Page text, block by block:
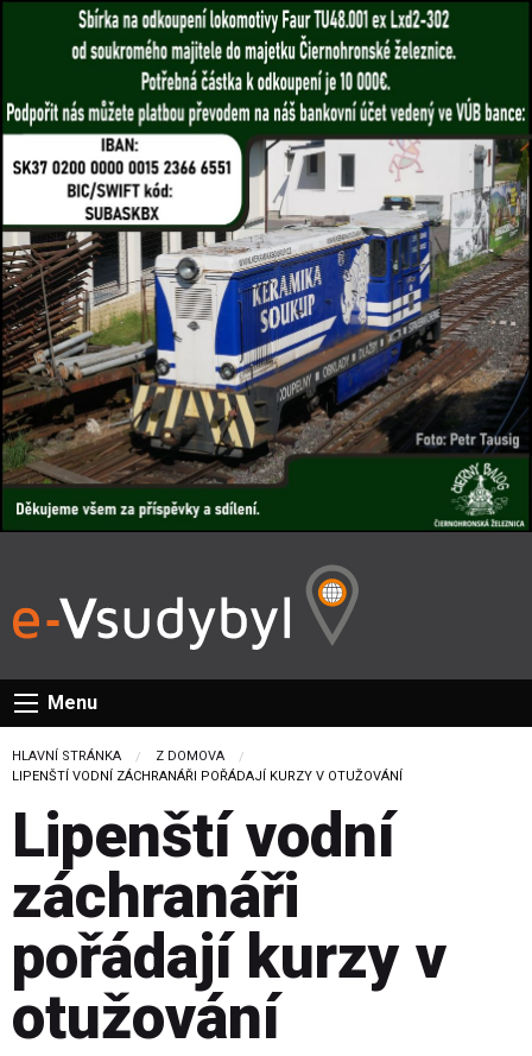
Menu
HLAVNÍ STRÁNKA
Z DOMOVA
CURRENT:
LIPENŠTÍ VODNÍ ZÁCHRANÁŘI POŘÁDAJÍ KURZY V OTUŽOVÁNÍ
Lipenští vodní
záchranáři
pořádají kurzy v
otužování